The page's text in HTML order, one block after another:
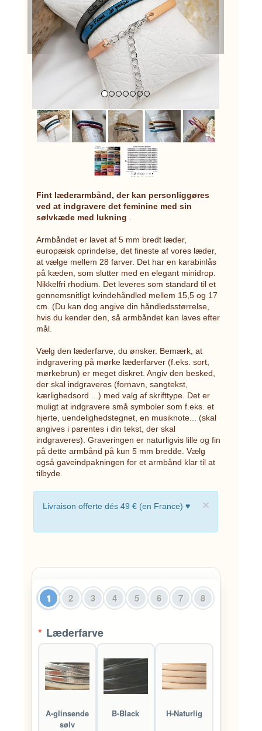
Fint læderarmbånd, der kan personliggøres
ved at indgravere det feminine med sin
sølvkæde med lukning
Armbåndet er lavet af 5 mm bredt læder,
europæisk oprindelse, det fineste af vores læder,
at vælge mellem 28 farver. Det har en karabinlås
på kæden, som slutter med en elegant minidrop.
Nikkelfri rhodium. Det leveres som standard til et
gennemsnitligt kvindehåndled mellem 15,5 og 17
cm. (Du kan dog angive din håndledsstørrelse,
hvis du kender den, så armbåndet kan laves efter
mål.
Vælg den læderfarve, du ønsker. Bemærk, at
indgravering på mørke læderfarver (f.eks. sort,
mørkebrun) er meget diskret. Angiv den besked,
der skal indgraveres (fornavn, sangtekst,
kærlighedsord ...) med valg af skrifttype. Det er
muligt at indgravere små symboler som f.eks. et
hjerte, uendelighedstegnet, en musiknote... (skal
angives i parentes i din tekst, der skal
indgraveres). Graveringen er naturligvis lille og fin
på dette armbånd på kun 5 mm bredde. Vælg
også gaveindpakningen for et armbånd klar til at
tilbyde.
×
Livraison offerte dés 49 € (en France) ♥
1 2 3 4 5 6 7 8
* Læderfarve
A-glinsende
sølv
B-Black H-Naturlig